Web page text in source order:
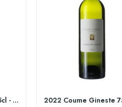
2023 Les Calcinaires 75cl - Domaine Gauby